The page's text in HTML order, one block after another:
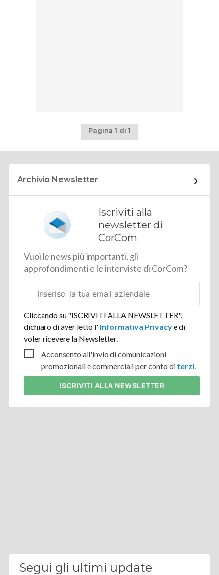
Pagina 1 di 1
Archivio Newsletter
Iscriviti alla
newsletter di
CorCom
Vuoi le news più importanti, gli
approfondimenti e le interviste di CorCom?
aziendale
Cliccando su "ISCRIVITI ALLA NEWSLETTER",
dichiaro di aver letto l' Informativa Privacye di
voler ricevere la Newsletter.
Acconsento all'invio di comunicazioni
promozionali e commerciali per conto di terzi
ISCRIVITI ALLA NEWSLETTER
Segui gli ultimi update